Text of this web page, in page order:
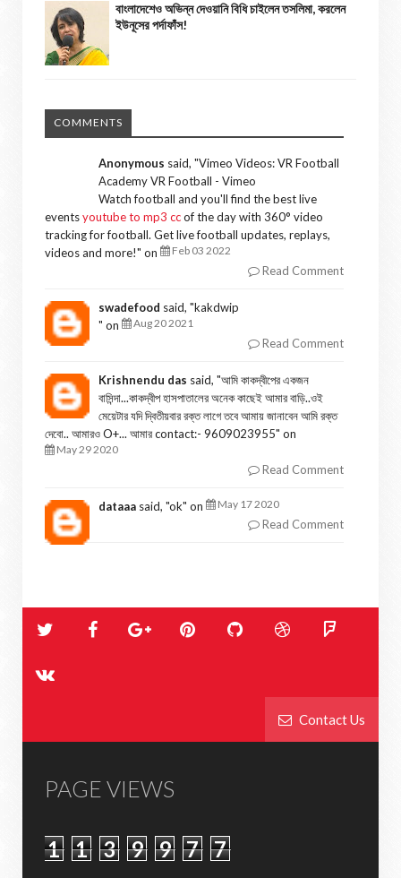
বাংলাদেশেও অভিন্ন দেওয়ানি বিধি চাইলেন তসলিমা, করলেন
ইউনূসের পর্দাফাঁস!
COMMENTS
Anonymous said, "Vimeo Videos: VR Football
Academy VR Football - Vimeo
Watch football and you'll find the best live
eventsyoutube to mp3 ccof the day with 360° video
tracking for football. Get live football updates, replays,
videos and more!" on Feb 03 2022
Read Comment
swadefood said, "kakdwip
" on
Aug 20 2021
Read Comment
Krishnendu das said, "আমি কাকদ্বীপের একজন
বাসিন্দা...কাকদ্বীপ হাসপাতালের অনেক কাছেই আমার বাড়ি..ওই
মেয়েটার যদি দ্বিতীয়বার রক্ত লাগে তবে আমায় জানাবেন আমি রক্ত
দেবো.. আমারও O+... আমার contact:- 9609023955" on
May 29 2020
Read Comment
dataaa said, "ok" on May 17 2020
Read Comment
Contact Us
PAGE VIEWS
1 1 3 9 9 7 7